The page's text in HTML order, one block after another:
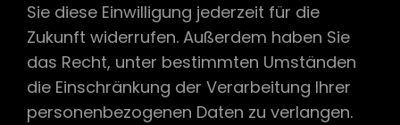
Sie diese Einwilligung jederzeit für die
Zukunft widerrufen. Außerdem haben Sie
das Recht, unter bestimmten Umständen
die Einschränkung der Verarbeitung Ihrer
personenbezogenen Daten zu verlangen.